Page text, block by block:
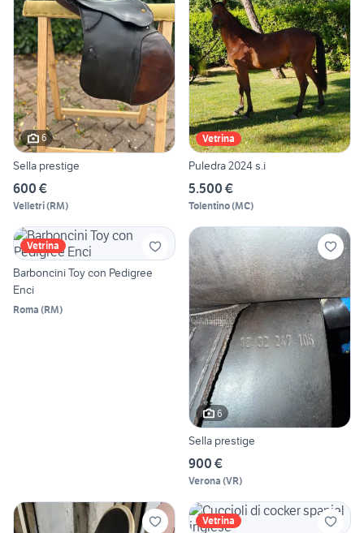
6
Sella prestige
600 €
Velletri(RM)
Vetrina
Puledra 2024 s.i
5.500 €
Tolentino(MC)
Vetrina
Barboncini Toy con Pedigree
Enci
Roma (RM)
6
Sella prestige
900 €
Verona (VR)
Vetrina